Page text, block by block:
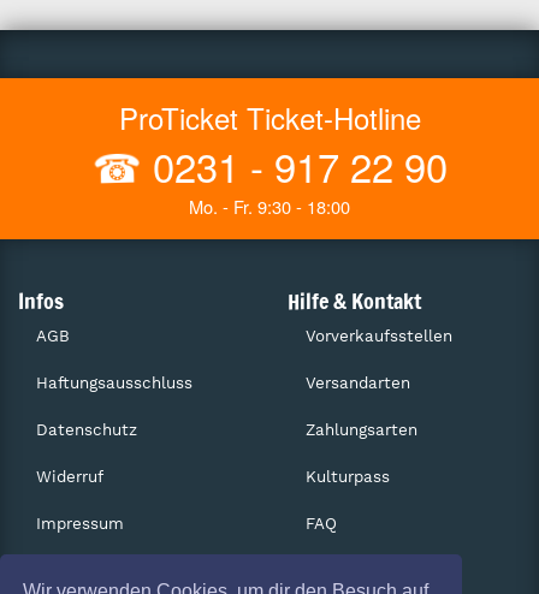
ProTicket Ticket-Hotline
☎ 0231 - 917 22 90
Mo. - Fr. 9:30 - 18:00
Infos
AGB
Haftungsausschluss
Datenschutz
Widerruf
Impressum
Hilfe & Kontakt
Vorverkaufsstellen
Versandarten
Zahlungsarten
Kulturpass
FAQ
Services